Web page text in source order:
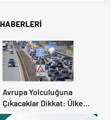
HABERLERİ
Avrupa Yolculuğuna
Çıkacaklar Dikkat: Ülke
Ülke Güncel Trafik Kuralları,